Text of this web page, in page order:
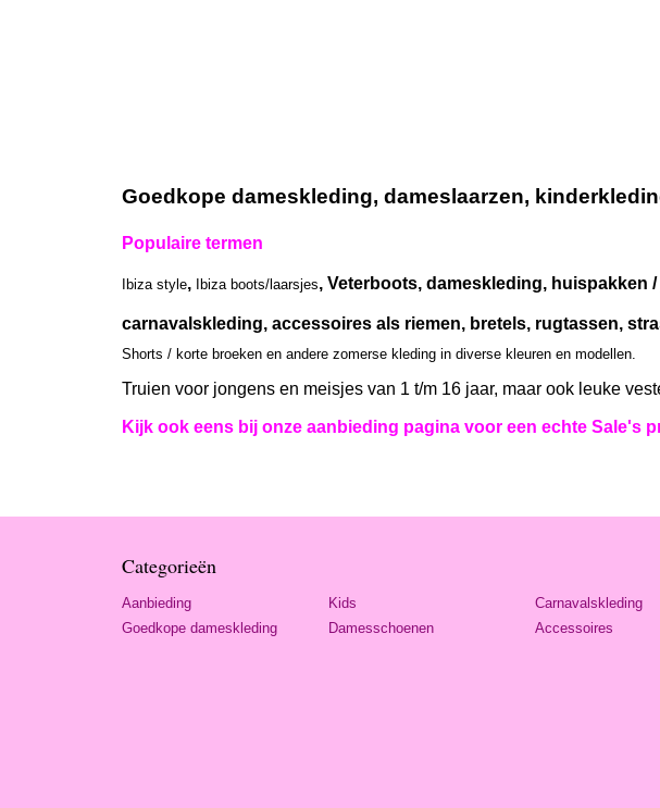
Goedkope dameskleding, dameslaarzen,
Populaire termen
Ibiza style, Ibiza boots/laarsjes, Veterboots, dameskleding, huispakken
carnavalskleding, accessoires als riemen, bretels, rugtassen,
Shorts / korte broeken en andere zomerse kleding in diverse kleuren en modellen.
Truien voor jongens en meisjes van 1 t/m 16 jaar, maar ook leuke
Kijk ook eens bij onze aanbieding pagina voor een echte Sale's
Categorieën
Aanbieding
Goedkope dameskleding
Kids
Damesschoenen
Carnavalskleding
Accessoires